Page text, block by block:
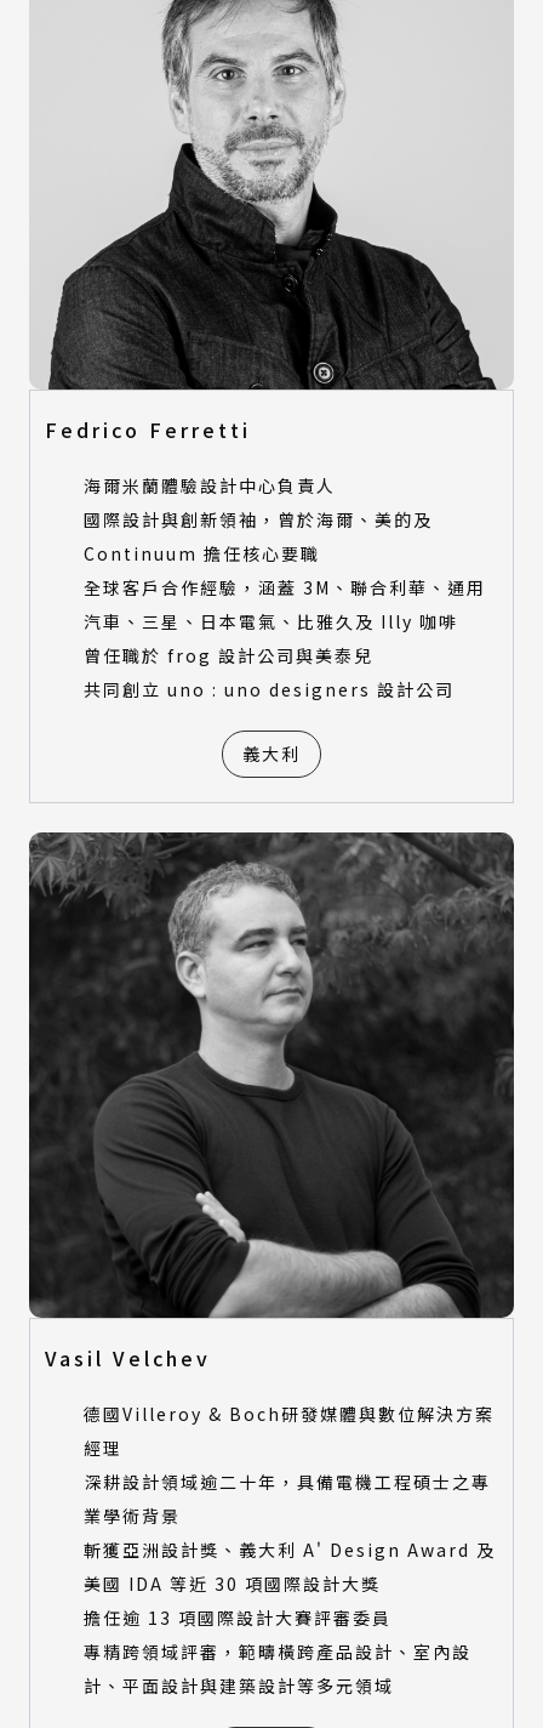
Fedrico Ferretti
海爾米蘭體驗設計中心負責人
國際設計與創新領袖，曾於海爾、美的及
Continuum 擔任核心要職
全球客戶合作經驗，涵蓋 3M、聯合利華、通用
汽車、三星、日本電氣、比雅久及 Illy 咖啡
曾任職於 frog 設計公司與美泰兒
共同創立 uno : uno designers 設計公司
義大利
Vasil Velchev
德國Villeroy & Boch研發媒體與數位解決方案
經理
深耕設計領域逾二十年，具備電機工程碩士之專
業學術背景
斬獲亞洲設計獎、義大利 A' Design Award 及
美國 IDA 等近 30 項國際設計大獎
擔任逾 13 項國際設計大賽評審委員
專精跨領域評審，範疇橫跨產品設計、室內設
計、平面設計與建築設計等多元領域